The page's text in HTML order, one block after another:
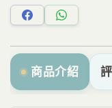
分
享
Facebook
分
享
WhatsApp
商品介紹